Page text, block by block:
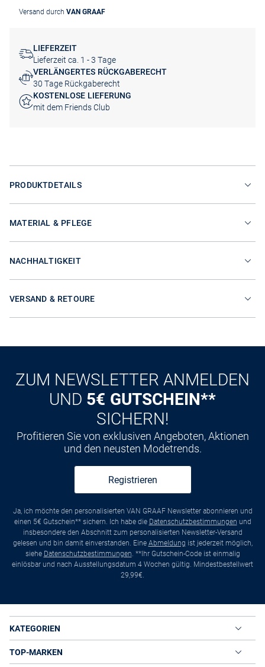
Versand durch VAN GRAAF
LIEFERZEIT
Lieferzeit ca. 1 - 3 Tage
VERLÄNGERTES RÜCKGABERECHT
30 Tage Rückgaberecht
KOSTENLOSE LIEFERUNG
mit dem Friends Club
PRODUKTDETAILS
MATERIAL & PFLEGE
NACHHALTIGKEIT
VERSAND & RETOURE
ZUM NEWSLETTER ANMELDEN
UND 5€ GUTSCHEIN**
SICHERN!
Profitieren Sie von exklusiven Angeboten, Aktionen
und den neusten Modetrends.
Registrieren
Ja, ich möchte den personalisierten VAN GRAAF Newsletter abonnieren und
einen 5€ Gutschein** sichern. Ich habe die Datenschutzbestimmungen und
insbesondere den Abschnitt zum personalisierten Newsletter-Versand
gelesen und bin damit einverstanden. Eine Abmeldung ist jederzeit möglich,
siehe Datenschutzbestimmungen. **Ihr Gutschein-Code ist einmalig
einlösbar und nach Ausstellungsdatum 4 Wochen gültig. Mindestbestellwert
29,99€.
KATEGORIEN
TOP-MARKEN